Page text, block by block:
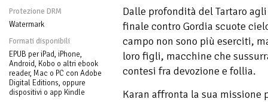
Protezione DRM
Watermark
Formati disponibili
EPUB per iPad, iPhone,
Android, Kobo o altri ebook
reader, Mac o PC con Adobe
Digital Editions, oppure
dispositivi o app Kindle
Dalle profondità del Tartaro
finale contro Gordia scuote
campo non sono più eserciti,
loro figli, macchine che
contesi fra devozione e follia.
Karan affronta la sua